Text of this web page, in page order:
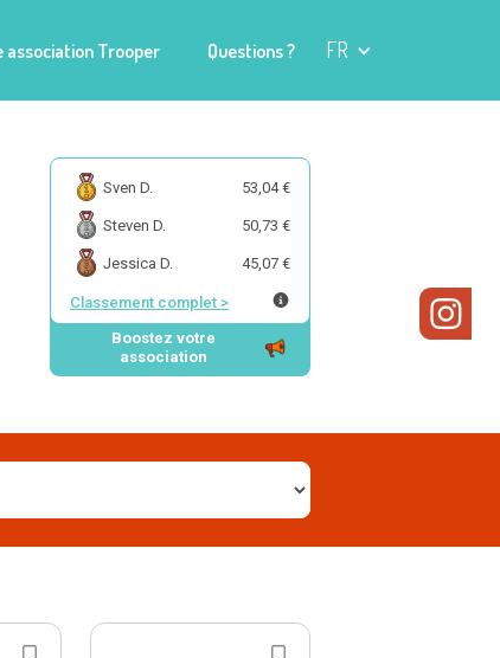
association Trooper Questions ? FR
Sven D. 53,04 €
Steven D. 50,73 €
Jessica D. 45,07 €
Classement complet >
Boostez votre
association